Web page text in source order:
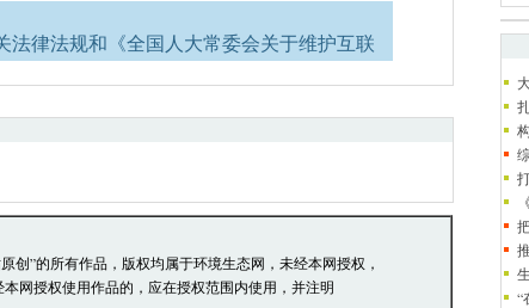
法律法规和《全国人大常委会关于维护互联
读并接受上述条款，如您对管理有意见请向
创”的所有作品，版权均属于环境生态网，未经本网授权，
网授权使用作品的，应在授权范围内使用，并注明
“